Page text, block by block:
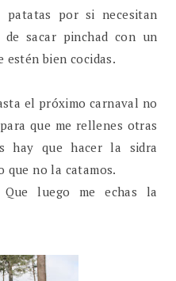
patatas por si necesitan
sacar pinchad con un
bien cocidas.
el próximo carnaval no
que me rellenes otras
hay que hacer la sidra
que no la catamos.
luego me echas la